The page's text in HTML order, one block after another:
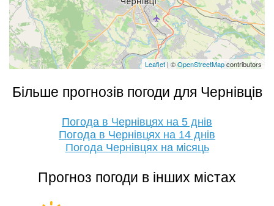
Leaflet | ©OpenStreetMapcontributors
Більше прогнозів погоди для Чернівців
Погода в Чернівцях на 5 днів
Погода в Чернівцях на 14 днів
Погода Чернівцях на місяць
Прогноз погоди в інших містах